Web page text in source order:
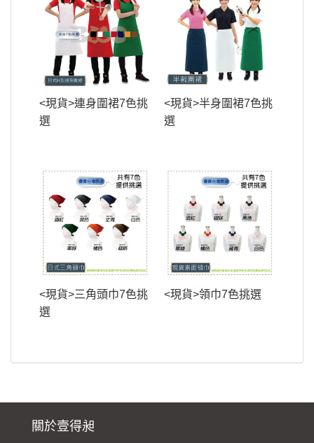
<現貨>連身圍裙7色挑
選
<現貨>半身圍裙7色挑
選
<現貨>三角頭巾7色挑
選
<現貨>領巾7色挑選
關於壹得昶